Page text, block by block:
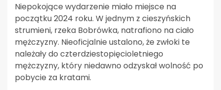
Niepokojące wydarzenie miało miejsce na
początku 2024 roku. W jednym z cieszyńskich
strumieni, rzeka Bobrówka, natrafiono na ciało
mężczyzny. Nieoficjalnie ustalono, że zwłoki te
należały do czterdziestopięcioletniego
mężczyzny, który niedawno odzyskał wolność po
pobycie za kratami.